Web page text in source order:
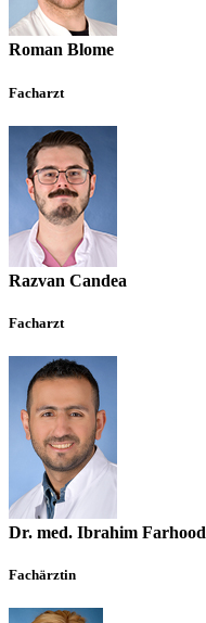
Roman Blome
Facharzt
Razvan Candea
Facharzt
Dr. med. Ibrahim Farhood
Fachärztin